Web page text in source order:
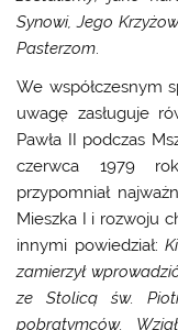
Synowi, Jego
Pasterzom.
We współczesnym
uwagę zasługuje
Pawła II podczas
czerwca 1979
przypomniał
Mieszka I i rozwoju
innymi powiedział:
zamierzył
ze Stolicą św.
pobratymców.